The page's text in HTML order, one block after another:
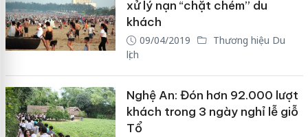
xử lý nạn “chặt chém” du
khách
09/04/2019
Thương hiệu Du
lịch
Nghệ An: Đón hơn 92.000 lượt
khách trong 3 ngày nghỉ lễ giỗ
Tổ